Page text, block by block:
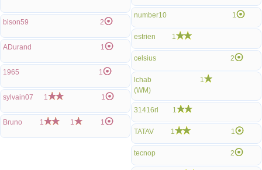
bison59 2
ADurand 1
1965 1
sylvain07 1 1
Bruno 1 1 1
number10 1
estrien 1
celsius 2
lchab
(WM)
1
31416rl 1
TATAV 1 1
tecnop 2